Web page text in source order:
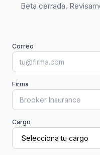
Beta cerrada.
Correo
Firma
Cargo